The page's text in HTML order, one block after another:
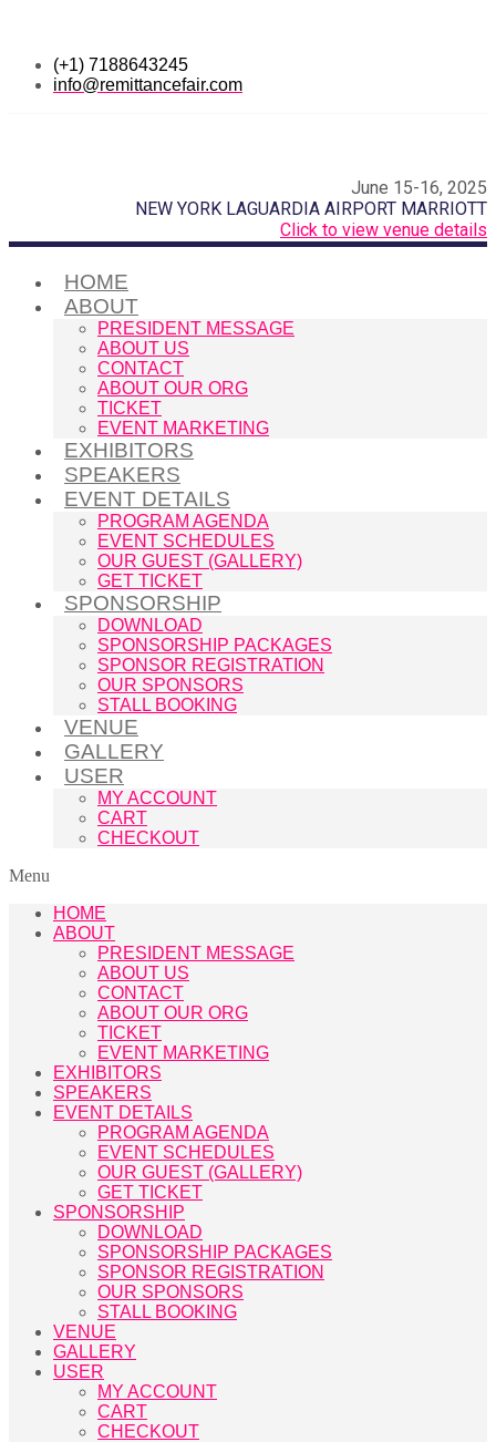
(+1) 7188643245
info@remittancefair.com
June 15-16, 2025
NEW YORK LAGUARDIA AIRPORT MARRIOTT
Click to view venue details
HOME
ABOUT
PRESIDENT MESSAGE
ABOUT US
CONTACT
ABOUT OUR ORG
TICKET
EVENT MARKETING
EXHIBITORS
SPEAKERS
EVENT DETAILS
PROGRAM AGENDA
EVENT SCHEDULES
OUR GUEST (GALLERY)
GET TICKET
SPONSORSHIP
DOWNLOAD
SPONSORSHIP PACKAGES
SPONSOR REGISTRATION
OUR SPONSORS
STALL BOOKING
VENUE
GALLERY
USER
MY ACCOUNT
CART
CHECKOUT
Menu
HOME
ABOUT
PRESIDENT MESSAGE
ABOUT US
CONTACT
ABOUT OUR ORG
TICKET
EVENT MARKETING
EXHIBITORS
SPEAKERS
EVENT DETAILS
PROGRAM AGENDA
EVENT SCHEDULES
OUR GUEST (GALLERY)
GET TICKET
SPONSORSHIP
DOWNLOAD
SPONSORSHIP PACKAGES
SPONSOR REGISTRATION
OUR SPONSORS
STALL BOOKING
VENUE
GALLERY
USER
MY ACCOUNT
CART
CHECKOUT